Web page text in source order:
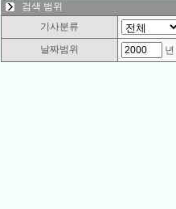
검색 범위
기사분류
날짜범위